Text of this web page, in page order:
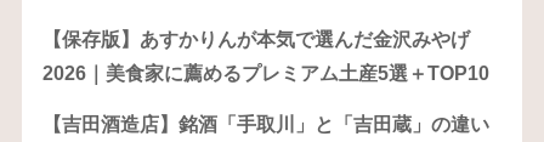
【保存版】あすかりんが本気で選んだ金沢みやげ
2026｜美食家に薦めるプレミアム土産5選＋TOP10
【吉田酒造店】銘酒「手取川」と「吉田蔵」の違い